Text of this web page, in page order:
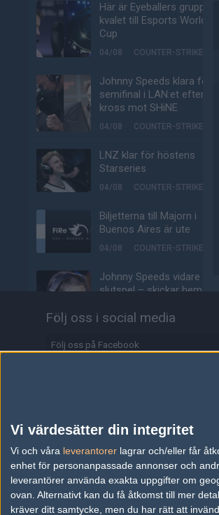
Vi värdesätter din integritet
Vi och våra leverantorer lagrar och/eller får
enhet för personanpassade annonser och
leverantörer använda exakta uppgifter om
ovan. Alternativt kan du få åtkomst till mer
kräver ditt samtycke, men du har rätt att
Här är Eyeballers grupp i
kvalet till Esports World
Cup
04/08 COUNTER-STRIKE
Johnny Speeds klara för
semifinal i LAN:et efter
kross mot SHiNE
04/08 COUNTER-STRIKE
LNZ klar för höstens
Starseries
04/08 COUNTER-STRIKE
Biljetterna till Majorn i
Buenos Aires är ute
04/08 COUNTER-STRIKE
Johnny Speeds vidare till
slutspel – skickar hem
Pulse
Johnny Speeds slår ut
Lilmix, möter Metizport i
avgörande matchen
03/08 COUNTER-STRIKE
Metizport slår Johnny
Följ oss i social media
Följ oss på Facebook
Information
Annonsering
Copyright och Privacy Policy